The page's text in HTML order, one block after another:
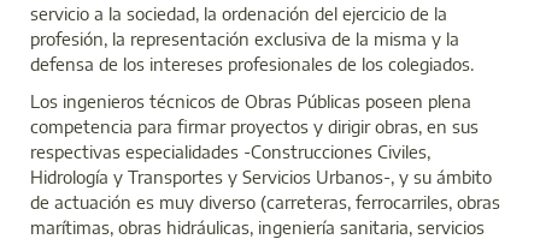
servicio a la sociedad, la ordenación del ejercicio de la
profesión, la representación exclusiva de la misma y la
defensa de los intereses profesionales de los colegiados.
Los ingenieros técnicos de Obras Públicas poseen plena
competencia para firmar proyectos y dirigir obras, en sus
respectivas especialidades -Construcciones Civiles,
Hidrología y Transportes y Servicios Urbanos-, y su ámbito
de actuación es muy diverso (carreteras, ferrocarriles, obras
marítimas, obras hidráulicas, ingeniería sanitaria, servicios